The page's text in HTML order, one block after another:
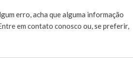
erro, acha que alguma informação
em contato conosco ou, se preferir,